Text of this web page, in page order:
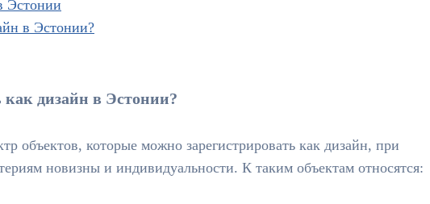
Эстонии
в Эстонии?
как дизайн в Эстонии?
объектов, которые можно зарегистрировать как дизайн, при
новизны и индивидуальности. К таким объектам относятся: